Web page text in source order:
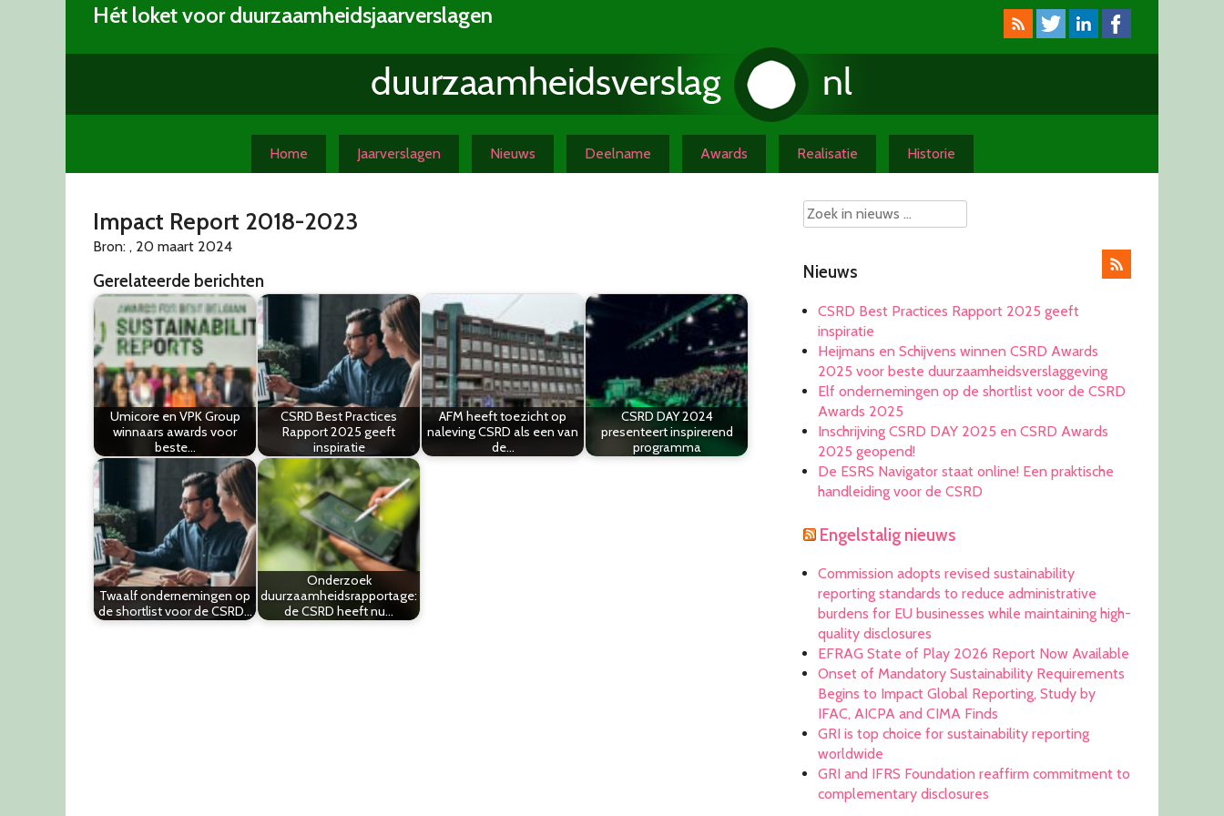
Hét loket voor duurzaamheidsjaarverslagen
Home Jaarverslagen Nieuws Deelname Awards Realisatie Historie
Impact Report 2018-2023
Bron: , 20 maart 2024
Gerelateerde berichten
Umicore en VPK Group
winnaars awards voor
beste…
CSRD Best Practices
Rapport 2025 geeft
inspiratie
AFM heeft toezicht op
naleving CSRD als een van
de…
CSRD DAY 2024
presenteert inspirerend
programma
Twaalf ondernemingen op
de shortlist voor de CSRD…
Onderzoek
duurzaamheidsrapportage:
de CSRD heeft nu…
Nieuws
CSRD Best Practices Rapport 2025 geeft
inspiratie
Heijmans en Schijvens winnen CSRD Awards
2025 voor beste duurzaamheidsverslaggeving
Elf ondernemingen op de shortlist voor de CSRD
Awards 2025
Inschrijving CSRD DAY 2025 en CSRD Awards
2025 geopend!
De ESRS Navigator staat online! Een praktische
handleiding voor de CSRD
Engelstalig nieuws
Commission adopts revised sustainability
reporting standards to reduce administrative
burdens for EU businesses while maintaining high-
quality disclosures
EFRAG State of Play 2026 Report Now Available
Onset of Mandatory Sustainability Requirements
Begins to Impact Global Reporting, Study by
IFAC, AICPA and CIMA Finds
GRI is top choice for sustainability reporting
worldwide
GRI and IFRS Foundation reaffirm commitment to
complementary disclosures